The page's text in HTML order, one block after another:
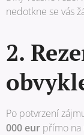
nedotkne se vás
2.
Po potvrzení
000 eur přímo na